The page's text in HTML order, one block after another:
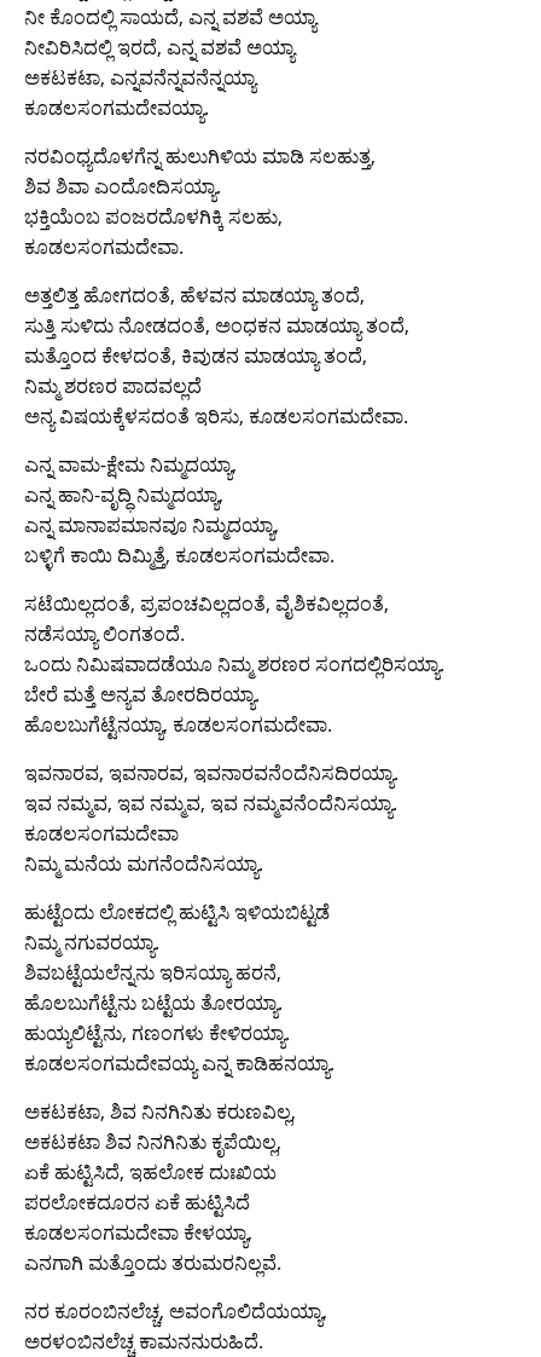
ನೀ ಕೊಂದಲ್ಲಿ ಸಾಯದೆ, ಎನ್ನ ವಶವೆ ಅಯ್ಯಾ
ನೀವಿರಿಸಿದಲ್ಲಿ ಇರದೆ, ಎನ್ನ ವಶವೆ ಅಯ್ಯಾ
ಅಕಟಕಟಾ, ಎನ್ನವನೆನ್ನವನೆನ್ನಯ್ಯಾ
ಕೂಡಲಸಂಗಮದೇವಯ್ಯಾ.
ನರವಿಂಧ್ಯದೊಳಗೆನ್ನ ಹುಲುಗಿಳಿಯ ಮಾಡಿ ಸಲಹುತ್ತ,
ಶಿವ ಶಿವಾ ಎಂದೋದಿಸಯ್ಯಾ.
ಭಕ್ತಿಯೆಂಬ ಪಂಜರದೊಳಗಿಕ್ಕಿ ಸಲಹು,
ಕೂಡಲಸಂಗಮದೇವಾ.
ಅತ್ತಲಿತ್ತ ಹೋಗದಂತೆ, ಹೆಳವನ ಮಾಡಯ್ಯಾ ತಂದೆ,
ಸುತ್ತಿ ಸುಳಿದು ನೋಡದಂತೆ, ಅಂಧಕನ ಮಾಡಯ್ಯಾ ತಂದೆ,
ಮತ್ತೊಂದ ಕೇಳದಂತೆ, ಕಿವುಡನ ಮಾಡಯ್ಯಾ ತಂದೆ,
ನಿಮ್ಮ ಶರಣರ ಪಾದವಲ್ಲದೆ
ಅನ್ಯ ವಿಷಯಕ್ಕೆಳಸದಂತೆ ಇರಿಸು, ಕೂಡಲಸಂಗಮದೇವಾ.
ಎನ್ನ ವಾಮ-ಕ್ಷೇಮ ನಿಮ್ಮದಯ್ಯಾ,
ಎನ್ನ ಹಾನಿ-ವೃದ್ಧಿ ನಿಮ್ಮದಯ್ಯಾ,
ಎನ್ನ ಮಾನಾಪಮಾನವೂ ನಿಮ್ಮದಯ್ಯಾ,
ಬಳ್ಳಿಗೆ ಕಾಯಿ ದಿಮ್ಮಿತ್ತೆ, ಕೂಡಲಸಂಗಮದೇವಾ.
ಸಟೆಯಿಲ್ಲದಂತೆ, ಪ್ರಪಂಚವಿಲ್ಲದಂತೆ, ವೈಶಿಕವಿಲ್ಲದಂತೆ,
ನಡೆಸಯ್ಯಾ ಲಿಂಗತಂದೆ.
ಒಂದು ನಿಮಿಷವಾದಡೆಯೂ ನಿಮ್ಮ ಶರಣರ ಸಂಗದಲ್ಲಿರಿಸಯ್ಯಾ.
ಬೇರೆ ಮತ್ತೆ ಅನ್ಯವ ತೋರದಿರಯ್ಯಾ.
ಹೊಲಬುಗೆಟ್ಟೆನಯ್ಯಾ, ಕೂಡಲಸಂಗಮದೇವಾ.
ಇವನಾರವ, ಇವನಾರವ, ಇವನಾರವನೆಂದೆನಿಸದಿರಯ್ಯಾ.
ಇವ ನಮ್ಮವ, ಇವ ನಮ್ಮವ, ಇವ ನಮ್ಮವನೆಂದೆನಿಸಯ್ಯಾ.
ಕೂಡಲಸಂಗಮದೇವಾ
ನಿಮ್ಮ ಮನೆಯ ಮಗನೆಂದೆನಿಸಯ್ಯಾ.
ಹುಟ್ಟೆಂದು ಲೋಕದಲ್ಲಿ ಹುಟ್ಟಿಸಿ ಇಳಿಯಬಿಟ್ಟಡೆ
ನಿಮ್ಮ ನಗುವರಯ್ಯಾ.
ಶಿವಬಟ್ಟೆಯಲೆನ್ನನು ಇರಿಸಯ್ಯಾ ಹರನೆ,
ಹೊಲಬುಗೆಟ್ಟೆನು ಬಟ್ಟೆಯ ತೋರಯ್ಯಾ.
ಹುಯ್ಯಲಿಟ್ಟೆನು, ಗಣಂಗಳು ಕೇಳಿರಯ್ಯಾ.
ಕೂಡಲಸಂಗಮದೇವಯ್ಯ ಎನ್ನ ಕಾಡಿಹನಯ್ಯಾ.
ಅಕಟಕಟಾ, ಶಿವ ನಿನಗಿನಿತು ಕರುಣವಿಲ್ಲ,
ಅಕಟಕಟಾ ಶಿವ ನಿನಗಿನಿತು ಕೃಪೆಯಿಲ್ಲ,
ಏಕೆ ಹುಟ್ಟಿಸಿದೆ, ಇಹಲೋಕ ದುಃಖಿಯ
ಪರಲೋಕದೂರನ ಏಕೆ ಹುಟ್ಟಿಸಿದೆ
ಕೂಡಲಸಂಗಮದೇವಾ ಕೇಳಯ್ಯಾ,
ಎನಗಾಗಿ ಮತ್ತೊಂದು ತರುಮರನಿಲ್ಲವೆ.
ನರ ಕೂರಂಬಿನಲೆಚ್ಚ, ಅವಂಗೊಲಿದೆಯಯ್ಯಾ,
ಅರಳಂಬಿನಲೆಚ್ಚ ಕಾಮನನುರುಹಿದೆ.